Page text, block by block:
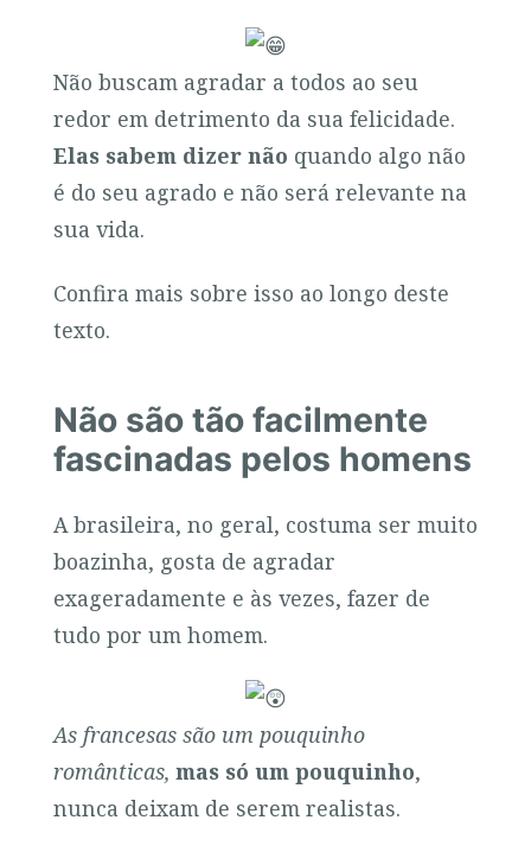
Não buscam agradar a todos ao seu
redor em detrimento da sua felicidade.
Elas sabem dizer não quando algo não
é do seu agrado e não será relevante na
sua vida.
Confira mais sobre isso ao longo deste
texto.
Não são tão facilmente
fascinadas pelos homens
A brasileira, no geral, costuma ser muito
boazinha, gosta de agradar
exageradamente e às vezes, fazer de
tudo por um homem.
As francesas são um pouquinho
românticas, mas só um pouquinho,
nunca deixam de serem realistas.